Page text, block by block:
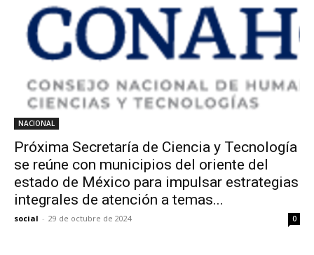
NACIONAL
Próxima Secretaría de Ciencia y Tecnología
se reúne con municipios del oriente del
estado de México para impulsar estrategias
integrales de atención a temas...
social - 29 de octubre de 2024 0